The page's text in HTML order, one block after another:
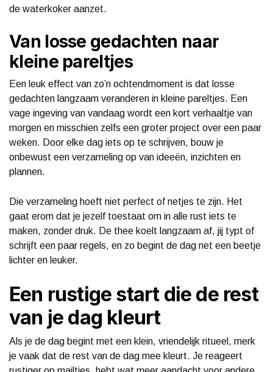
de waterkoker aanzet.
Van losse gedachten naar
kleine pareltjes
Een leuk effect van zo’n ochtendmoment is dat losse
gedachten langzaam veranderen in kleine pareltjes. Een
vage ingeving van vandaag wordt een kort verhaaltje van
morgen en misschien zelfs een groter project over een paar
weken. Door elke dag iets op te schrijven, bouw je
onbewust een verzameling op van ideeën, inzichten en
plannen.
Die verzameling hoeft niet perfect of netjes te zijn. Het
gaat erom dat je jezelf toestaat om in alle rust iets te
maken, zonder druk. De thee koelt langzaam af, jij typt of
schrijft een paar regels, en zo begint de dag net een beetje
lichter en leuker.
Een rustige start die de rest
van je dag kleurt
Als je de dag begint met een klein, vriendelijk ritueel, merk
je vaak dat de rest van de dag mee kleurt. Je reageert